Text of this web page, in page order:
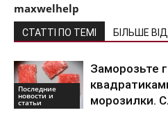
maxwelhelp
СТАТТІ ПО ТЕМІ БІЛЬШЕ
Последние
новости и
статьи
Заморозьте
морозилки.